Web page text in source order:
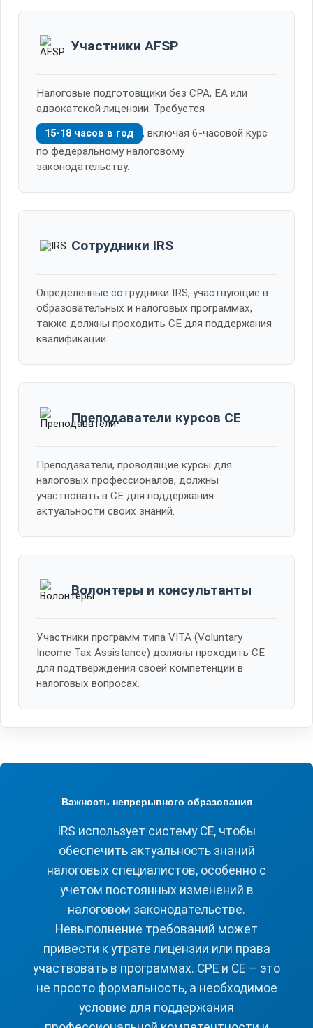
Участники AFSP
Налоговые подготовщики без CPA, EA или
адвокатской лицензии. Требуется
15-18 часов в год
, включая 6-часовой курс
по федеральному налоговому
законодательству.
Сотрудники IRS
Определенные сотрудники IRS, участвующие в
образовательных и налоговых программах,
также должны проходить CE для поддержания
квалификации.
Преподаватели курсов CE
Преподаватели, проводящие курсы для
налоговых профессионалов, должны
участвовать в CE для поддержания
актуальности своих знаний.
Волонтеры и консультанты
Участники программ типа VITA (Voluntary
Income Tax Assistance) должны проходить CE
для подтверждения своей компетенции в
налоговых вопросах.
Важность непрерывного образования
IRS использует систему CE, чтобы
обеспечить актуальность знаний
налоговых специалистов, особенно с
учетом постоянных изменений в
налоговом законодательстве.
Невыполнение требований может
привести к утрате лицензии или права
участвовать в программах. CPE и CE — это
не просто формальность, а необходимое
условие для поддержания